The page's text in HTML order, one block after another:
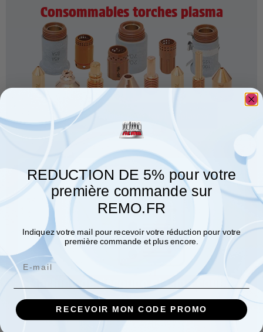
Consommables torches plasma
Consommables pour torches plasma
Machine de découpe plasma coupe-
tube
Demandez un devis
REDUCTION DE 5% pour votre
première commande sur
REMO.FR
Indiquez votre mail pour recevoir votre réduction pour votre
première commande et plus encore.
Email
RECEVOIR MON CODE PROMO